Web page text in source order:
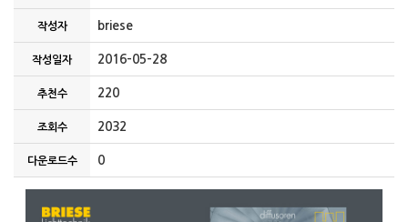
작성자 briese
작성일자 2016-05-28
추천수 220
조회수 2032
다운로드수 0